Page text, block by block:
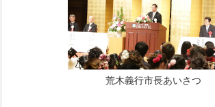
荒木義行市長あいさつ